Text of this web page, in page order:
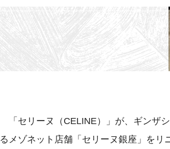
「セリーヌ（CELINE）」が、ギンザ
るメゾネット店舗「セリーヌ銀座」を